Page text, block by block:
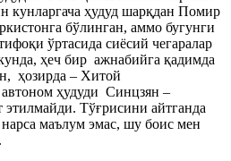
ҳудуд шарқдан Помир
бўлинган, аммо бугунги
ўртасида сиёсий чегаралар
ҳеч бир ажнабийга қадимда
ҳозирда – Хитой
ҳудуди Синцзян –
Тўғрисини айтганда
нарса маълум эмас, шу боис мен